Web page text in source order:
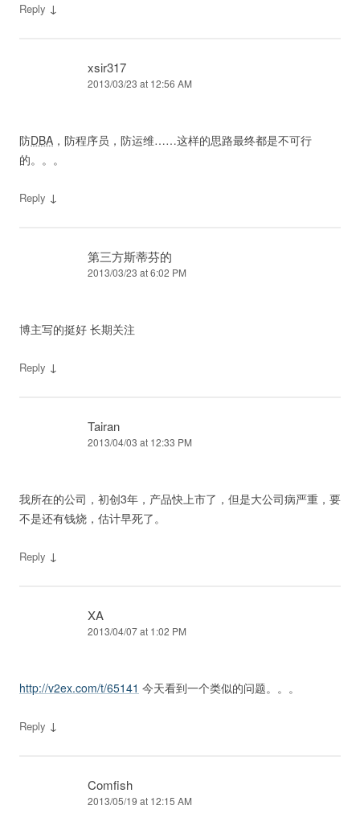
Reply ↓
xsir317
2013/03/23 at 12:56 AM
防DBA ，防程序员，防运维……这样的思路最终都是不可行
的。。。
Reply ↓
第三方斯蒂芬的
2013/03/23 at 6:02 PM
博主写的挺好 长期关注
Reply ↓
Tairan
2013/04/03 at 12:33 PM
我所在的公司，初创3年，产品快上市了，但是大公司病严重，要
不是还有钱烧，估计早死了。
Reply ↓
XA
2013/04/07 at 1:02 PM
http://v2ex.com/t/65141 今天看到一个类似的问题。。。
Reply ↓
Comfish
2013/05/19 at 12:15 AM